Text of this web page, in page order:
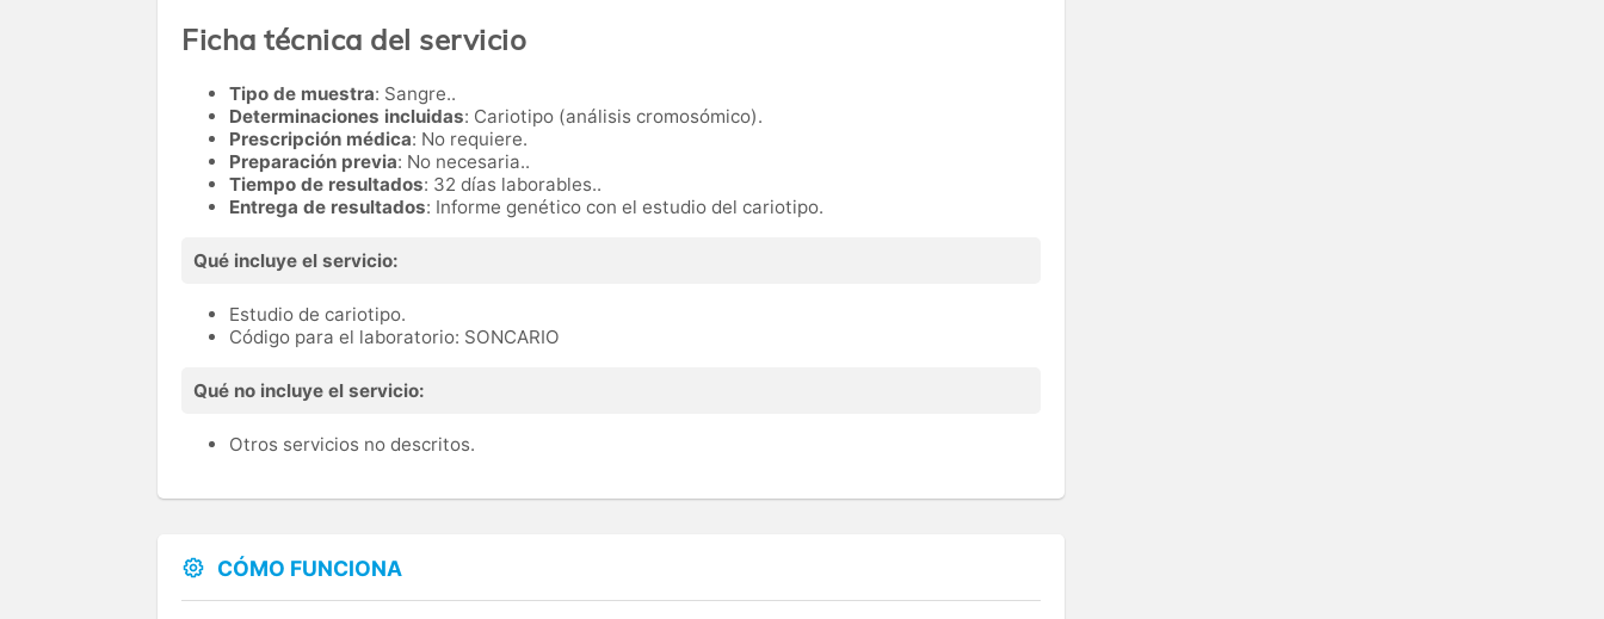
Ficha técnica del servicio
Tipo de muestra: Sangre..
Determinaciones incluidas: Cariotipo (análisis cromosómico).
Prescripción médica: No requiere.
Preparación previa: No necesaria..
Tiempo de resultados: 32 días laborables..
Entrega de resultados: Informe genético con el estudio del cariotipo.
Qué incluye el servicio:
Estudio de cariotipo.
Código para el laboratorio: SONCARIO
Qué no incluye el servicio:
Otros servicios no descritos.
CÓMO FUNCIONA